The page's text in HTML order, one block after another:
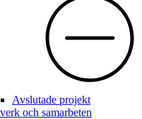
Avslutade projekt
och samarbeten